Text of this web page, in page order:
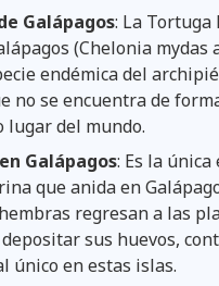
Galápagos: La
(Chelonia mydas
endémica del
no se encuentra de
lugar del mundo.
Galápagos: Es la única
que anida en
regresan a las
sus huevos,
único en estas islas.